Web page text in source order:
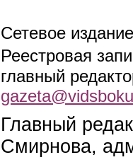
Сетевое
Реестровая
главный
Главный
Смирнова,